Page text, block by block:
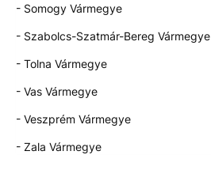
- Somogy Vármegye
- Szabolcs-Szatmár-Bereg Vármegye
- Tolna Vármegye
- Vas Vármegye
- Veszprém Vármegye
- Zala Vármegye